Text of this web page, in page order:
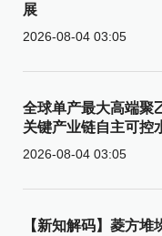
展
2026-08-04 03:05
全球单产最大高端聚
关键产业链自主可控
2026-08-04 03:05
【新知解码】菱方堆